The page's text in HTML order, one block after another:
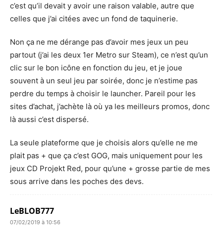
c’est qu’il devait y avoir une raison valable, autre que
celles que j’ai citées avec un fond de taquinerie.
Non ça ne me dérange pas d’avoir mes jeux un peu
partout (j’ai les deux 1er Metro sur Steam), ce n’est qu’un
clic sur le bon icône en fonction du jeu, et je joue
souvent à un seul jeu par soirée, donc je n’estime pas
perdre du temps à choisir le launcher. Pareil pour les
sites d’achat, j’achète là où ya les meilleurs promos, donc
là aussi c’est dispersé.
La seule plateforme que je choisis alors qu’elle ne me
plait pas + que ça c’est GOG, mais uniquement pour les
jeux CD Projekt Red, pour qu’une + grosse partie de mes
sous arrive dans les poches des devs.
LeBLOB777
07/02/2019 à 10:56